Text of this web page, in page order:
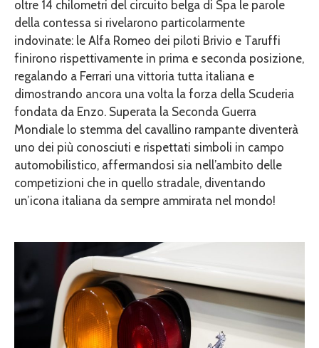
oltre 14 chilometri del circuito belga di Spa le parole
della contessa si rivelarono particolarmente
indovinate: le Alfa Romeo dei piloti Brivio e Taruffi
finirono rispettivamente in prima e seconda posizione,
regalando a Ferrari una vittoria tutta italiana e
dimostrando ancora una volta la forza della Scuderia
fondata da Enzo. Superata la Seconda Guerra
Mondiale lo stemma del cavallino rampante diventerà
uno dei più conosciuti e rispettati simboli in campo
automobilistico, affermandosi sia nell’ambito delle
competizioni che in quello stradale, diventando
un’icona italiana da sempre ammirata nel mondo!